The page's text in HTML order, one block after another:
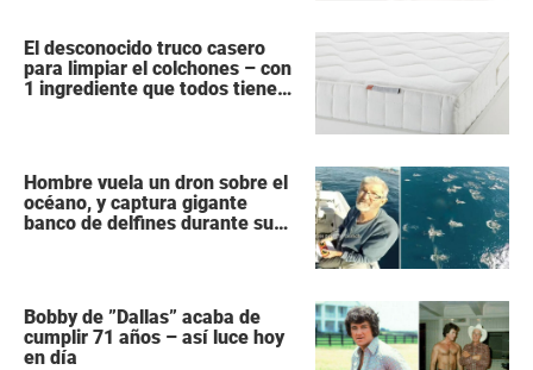
El desconocido truco casero
para limpiar el colchones – con
1 ingrediente que todos tiene
Hombre vuela un dron sobre el
océano, y captura gigante
banco de delfines durante su
Bobby de ”Dallas” acaba de
cumplir 71 años – así luce hoy
en día